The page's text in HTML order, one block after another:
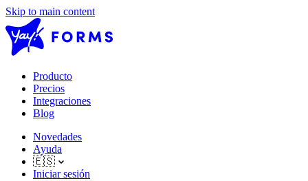
Skip to main content
Producto
Precios
Integraciones
Blog
Novedades
Ayuda
🇪🇸
Iniciar sesión